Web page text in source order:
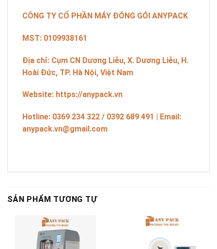
CÔNG TY CỔ PHẦN MÁY ĐÓNG GÓI ANYPACK
MST: 0109938161
Địa chỉ: Cụm CN Dương Liễu, X. Dương Liễu, H.
Hoài Đức, TP. Hà Nội, Việt Nam
Website: https://anypack.vn
Hotline: 0369 234 322 / 0392 689 491 | Email:
anypack.vn@gmail.com
SẢN PHẨM TƯƠNG TỰ